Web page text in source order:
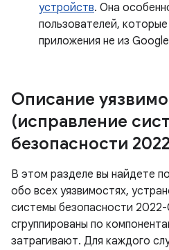
устройств. Она
пользователей,
приложения не из
Описание
(исправление
безопасности
В этом разделе вы найдете
обо всех уязвимостях,
системы безопасности
сгруппированы по
затрагивают. Для каждого